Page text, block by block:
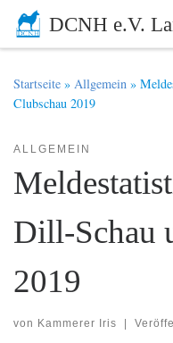
Zum Inhalt springen
DCNH e.V.
Startseite » Allgemein »
Clubschau 2019
ALLGEMEIN
Dill-Schau
2019
von Kammerer Iris